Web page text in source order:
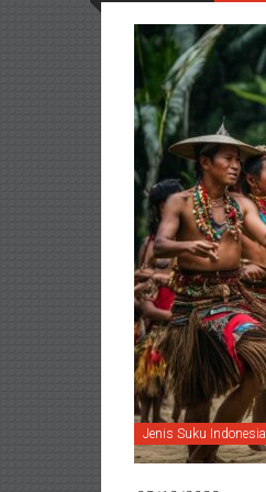
Jenis Suku Indonesia